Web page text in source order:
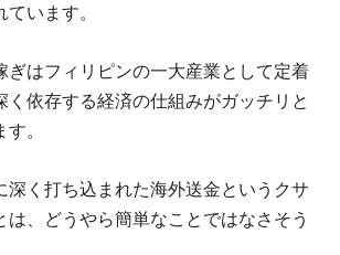
います。
ぎはフィリピンの一大産業として定着
く依存する経済の仕組みがガッチリと
。
深く打ち込まれた海外送金というクサ
は、どうやら簡単なことではなさそう